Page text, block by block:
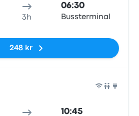
3h
06:30
Bussterminal
248 kr
10:45